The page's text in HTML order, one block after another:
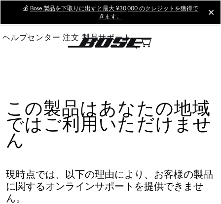
Main
💰 Bose 製品を下取りに出すと最大 ¥30,000 のクレジットを獲得で
きます。
ヘルプセンター 注文 製品サポート
この製品はあなたの地域
ではご利用いただけませ
ん
現時点では、以下の理由により、お客様の製品
に関するオンラインサポートを提供できませ
ん。